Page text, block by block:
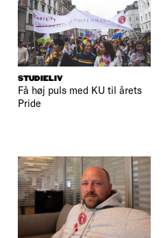
STUDIELIV
Få høj puls med KU til årets
Pride